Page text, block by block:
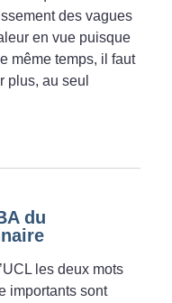
des vagues
en vue puisque
même temps, il faut
plus, au seul
du
les deux mots
importants sont